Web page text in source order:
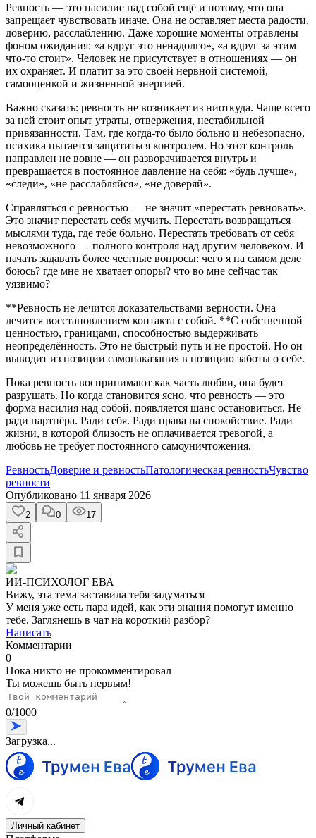
Ревность — это насилие над собой ещё и потому, что она
запрещает чувствовать иначе. Она не оставляет места радости,
доверию, расслаблению. Даже хорошие моменты отравлены
фоном ожидания: «а вдруг это ненадолго», «а вдруг за этим
что-то стоит». Человек не присутствует в отношениях — он
их охраняет. И платит за это своей нервной системой,
самооценкой и жизненной энергией.
Важно сказать: ревность не возникает из ниоткуда. Чаще всего
за ней стоит опыт утраты, отвержения, нестабильной
привязанности. Там, где когда-то было больно и небезопасно,
психика пытается защититься контролем. Но этот контроль
направлен не вовне — он разворачивается внутрь и
превращается в постоянное давление на себя: «будь лучше»,
«следи», «не расслабляйся», «не доверяй».
Справляться с ревностью — не значит «перестать ревновать».
Это значит перестать себя мучить. Перестать возвращаться
мыслями туда, где тебе больно. Перестать требовать от себя
невозможного — полного контроля над другим человеком. И
начать задавать более честные вопросы: чего я на самом деле
боюсь? где мне не хватает опоры? что во мне сейчас так
уязвимо?
**Ревность не лечится доказательствами верности. Она
лечится восстановлением контакта с собой. **С собственной
ценностью, границами, способностью выдерживать
неопределённость. Это не быстрый путь и не простой. Но он
выводит из позиции самонаказания в позицию заботы о себе.
Пока ревность воспринимают как часть любви, она будет
разрушать. Но когда становится ясно, что ревность — это
форма насилия над собой, появляется шанс остановиться. Не
ради партнёра. Ради себя. Ради права на спокойствие. Ради
жизни, в которой близость не оплачивается тревогой, а
любовь не требует постоянного самоуничтожения.
РевностьДоверие и ревностьПатологическая ревностьЧувство
ревности
Опубликовано 11 января 2026
2 0 17
ИИ-ПСИХОЛОГ ЕВА
Вижу, эта тема заставила тебя задуматься
У меня уже есть пара идей, как эти знания помогут именно
тебе. Заглянешь в чат на короткий разбор?
Написать
Комментарии
0
Пока никто не прокомментировал
Ты можешь быть первым!
0/1000
Загрузка...
Личный кабинет